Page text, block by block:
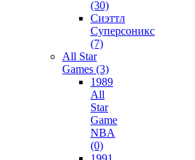
(30)
Сиэттл
Суперсоникс
(7)
All Star
Games (3)
1989
All
Star
Game
NBA
(0)